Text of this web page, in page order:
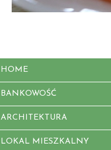
HOME
BANKOWOŚĆ
ARCHITEKTURA
LOKAL MIESZKALNY